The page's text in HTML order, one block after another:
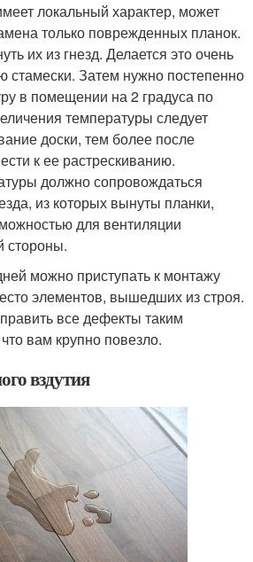
локальный характер, может
только поврежденных планок.
их из гнезд. Делается это очень
стамески. Затем нужно постепенно
в помещении на 2 градуса по
температуры следует
доски, тем более после
к ее растрескиванию.
должно сопровождаться
из которых вынуты планки,
для вентиляции
стороны.
можно приступать к монтажу
элементов, вышедших из строя.
все дефекты таким
вам крупно повезло.
вздутия